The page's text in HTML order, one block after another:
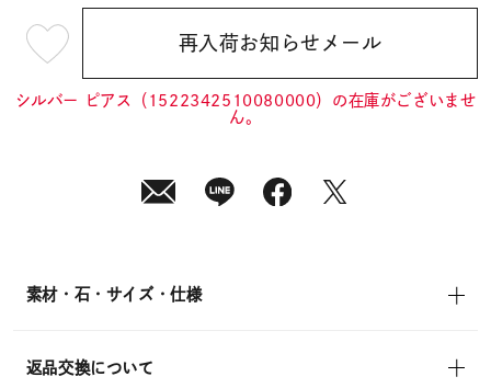
在庫 在庫ありのみ すべて表示
¥12,100 (tax
in)
再入荷お知らせメール
シルバー ピアス（1522342510080000）の在庫がございませ
ん。
素材・石・サイズ・仕様
返品交換について